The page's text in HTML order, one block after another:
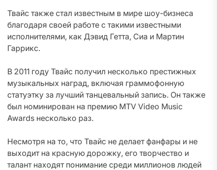
Твайс также стал известным в мире шоу-бизнеса
благодаря своей работе с такими известными
исполнителями, как Дэвид Гетта, Сиа и Мартин
Гаррикс.
В 2011 году Твайс получил несколько престижных
музыкальных наград, включая граммофонную
статуэтку за лучший танцевальный запись. Он также
был номинирован на премию MTV Video Music
Awards несколько раз.
Несмотря на то, что Твайс не делает фанфары и не
выходит на красную дорожку, его творчество и
талант находят понимание среди миллионов людей